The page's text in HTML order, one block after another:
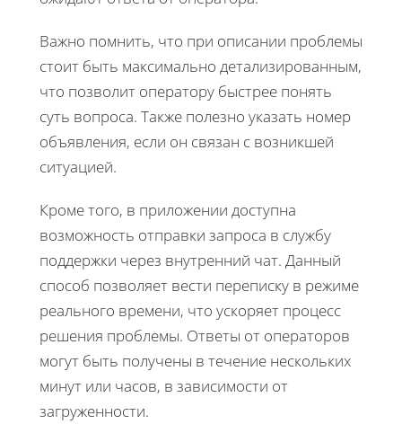
Важно помнить, что при описании проблемы
стоит быть максимально детализированным,
что позволит оператору быстрее понять
суть вопроса. Также полезно указать номер
объявления, если он связан с возникшей
ситуацией.
Кроме того, в приложении доступна
возможность отправки запроса в службу
поддержки через внутренний чат. Данный
способ позволяет вести переписку в режиме
реального времени, что ускоряет процесс
решения проблемы. Ответы от операторов
могут быть получены в течение нескольких
минут или часов, в зависимости от
загруженности.